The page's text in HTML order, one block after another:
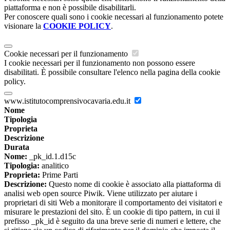
piattaforma e non è possibile disabilitarli.
Per conoscere quali sono i cookie necessari al funzionamento potete
visionare la COOKIE POLICY.
Cookie necessari per il funzionamento
I cookie necessari per il funzionamento non possono essere
disabilitati. È possibile consultare l'elenco nella pagina della cookie
policy.
www.istitutocomprensivocavaria.edu.it
Nome
Tipologia
Proprieta
Descrizione
Durata
Nome: _pk_id.1.d15c
Tipologia: analitico
Proprieta: Prime Parti
Descrizione: Questo nome di cookie è associato alla piattaforma di
analisi web open source Piwik. Viene utilizzato per aiutare i
proprietari di siti Web a monitorare il comportamento dei visitatori e
misurare le prestazioni del sito. È un cookie di tipo pattern, in cui il
prefisso _pk_id è seguito da una breve serie di numeri e lettere, che